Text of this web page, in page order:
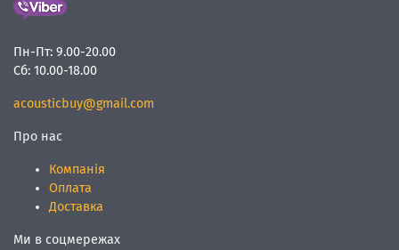
Пн-Пт: 9.00-20.00
Сб: 10.00-18.00
acousticbuy@gmail.com
Про нас
Компанія
Оплата
Доставка
Ми в соцмережах